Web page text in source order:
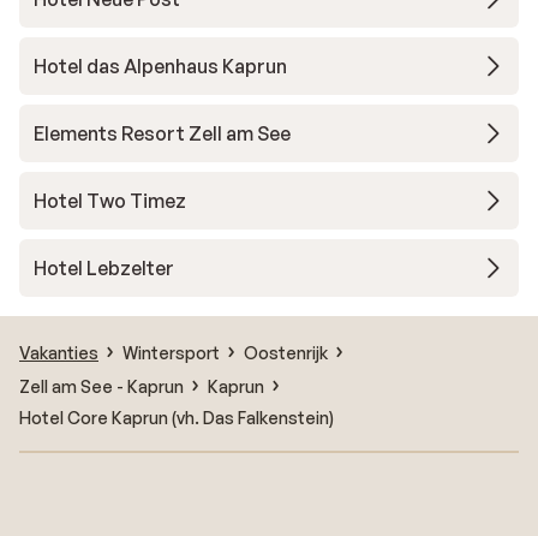
Hotel das Alpenhaus Kaprun
Elements Resort Zell am See
Hotel Two Timez
Hotel Lebzelter
Vakanties Wintersport
Oostenrijk
Zell am See - Kaprun
Kaprun
Hotel Core Kaprun (vh. Das Falkenstein)